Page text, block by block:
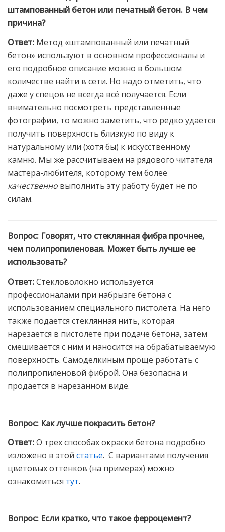
штампованный бетон или печатный бетон. В чем
причина?
Ответ: Метод «штампованный или печатный
бетон» используют в основном профессионалы и
его подробное описание можно в большом
количестве найти в сети. Но надо отметить, что
даже у спецов не всегда всё получается. Если
внимательно посмотреть представленные
фотографии, то можно заметить, что редко удается
получить поверхность близкую по виду к
натуральному или (хотя бы) к искусственному
камню. Мы же рассчитываем на рядового читателя
мастера-любителя, которому тем более
качественно выполнить эту работу будет не по
силам.
Вопрос: Говорят, что стеклянная фибра прочнее,
чем полипропиленовая. Может быть лучше ее
использовать?
Ответ:Стекловолокно используется
профессионалами при набрызге бетона с
использованием специального пистолета. На него
также подается стеклянная нить, которая
нарезается в пистолете при подаче бетона, затем
смешивается с ним и наносится на обрабатываемую
поверхность. Самоделкиным проще работать с
полипропиленовой фиброй. Она безопасна и
продается в нарезанном виде.
Вопрос: Как лучше покрасить бетон?
Ответ:О трех способах окраски бетона подробно
изложено в этой статье. С вариантами получения
цветовых оттенков (на примерах) можно
ознакомиться тут.
Вопрос: Если кратко, что такое ферроцемент?